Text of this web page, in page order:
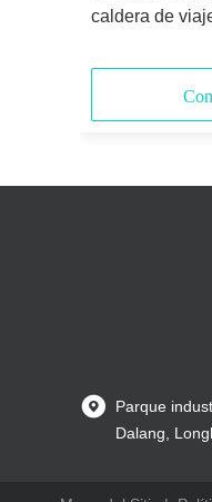
caldera de
de agua LED
Parque
Dalang,